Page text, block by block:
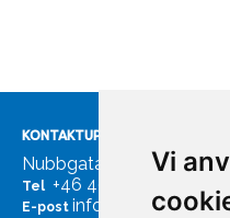
Vi
KONTAKTUPPGIFTER
Nubbgatan 7, 211 24
Tel +46 40185561
E-post info@bachmans.se